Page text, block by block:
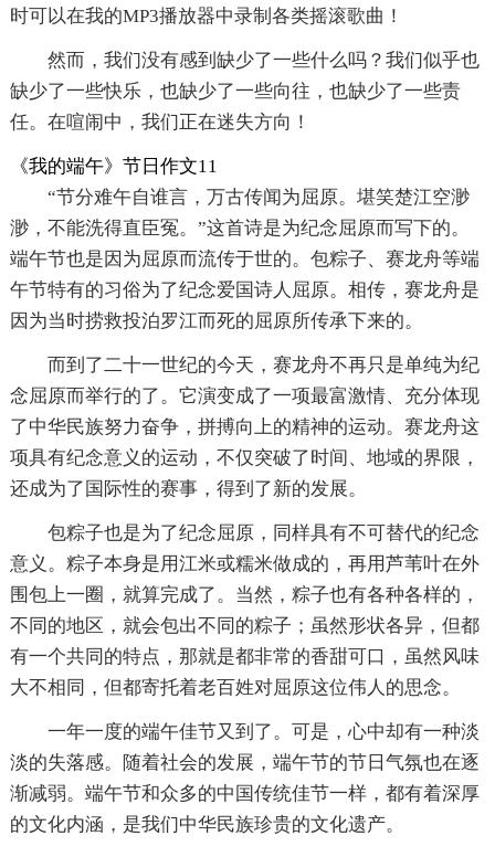
时可以在我的MP3播放器中录制各类摇滚歌曲！
然而，我们没有感到缺少了一些什么吗？我们似乎也
缺少了一些快乐，也缺少了一些向往，也缺少了一些责
任。在喧闹中，我们正在迷失方向！
《我的端午》节日作文11
“节分难午自谁言，万古传闻为屈原。堪笑楚江空渺
渺，不能洗得直臣冤。”这首诗是为纪念屈原而写下的。
端午节也是因为屈原而流传于世的。包粽子、赛龙舟等端
午节特有的习俗为了纪念爱国诗人屈原。相传，赛龙舟是
因为当时捞救投泊罗江而死的屈原所传承下来的。
而到了二十一世纪的今天，赛龙舟不再只是单纯为纪
念屈原而举行的了。它演变成了一项最富激情、充分体现
了中华民族努力奋争，拼搏向上的精神的运动。赛龙舟这
项具有纪念意义的运动，不仅突破了时间、地域的界限，
还成为了国际性的赛事，得到了新的发展。
包粽子也是为了纪念屈原，同样具有不可替代的纪念
意义。粽子本身是用江米或糯米做成的，再用芦苇叶在外
围包上一圈，就算完成了。当然，粽子也有各种各样的，
不同的地区，就会包出不同的粽子；虽然形状各异，但都
有一个共同的特点，那就是都非常的香甜可口，虽然风味
大不相同，但都寄托着老百姓对屈原这位伟人的思念。
一年一度的端午佳节又到了。可是，心中却有一种淡
淡的失落感。随着社会的发展，端午节的节日气氛也在逐
渐减弱。端午节和众多的中国传统佳节一样，都有着深厚
的文化内涵，是我们中华民族珍贵的文化遗产。